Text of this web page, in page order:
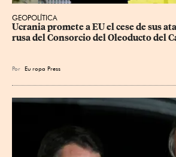
GEOPOLÍTICA
Ucrania promete a EU el cese de sus
rusa del Consorcio del Oleoducto del
Por Eu ropa Press